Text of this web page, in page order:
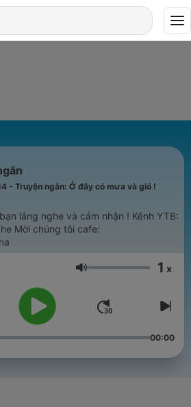
- Truyện ngắn: Ở đây có mưa và gió !
lắng nghe và cảm nhận ! Kênh YTB:
Mời chúng tôi cafe:
音量 1 x
00:00